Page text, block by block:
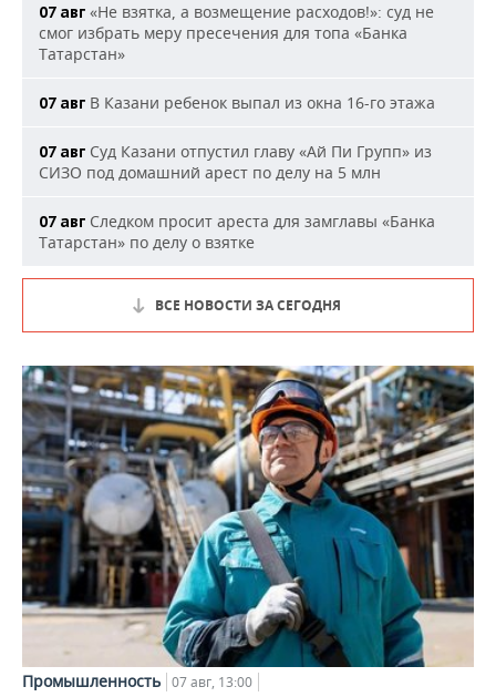
07 авг «Не взятка, а возмещение расходов!»: суд не
смог избрать меру пресечения для топа «Банка
Татарстан»
07 авг В Казани ребенок выпал из окна 16-го этажа
07 авг Суд Казани отпустил главу «Ай Пи Групп» из
СИЗО под домашний арест по делу на 5 млн
07 авг Следком просит ареста для замглавы «Банка
Татарстан» по делу о взятке
ВСЕ НОВОСТИ ЗА СЕГОДНЯ
Промышленность 07 авг, 13:00